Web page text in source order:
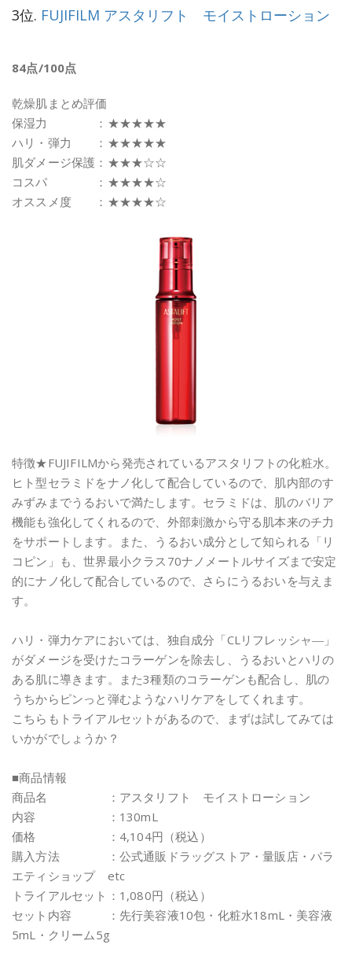
3位. FUJIFILM アスタリフト モイストローション
84点/100点
乾燥肌まとめ評価
保湿力 ：★★★★★
ハリ・弾力 ：★★★★★
肌ダメージ保護：★★★☆☆
コスパ ：★★★★☆
オススメ度 ：★★★★☆
特徴★FUJIFILMから発売されているアスタリフトの化粧水。
ヒト型セラミドをナノ化して配合しているので、肌内部のす
みずみまでうるおいで満たします。セラミドは、肌のバリア
機能も強化してくれるので、外部刺激から守る肌本来のチ力
をサポートします。また、うるおい成分として知られる「リ
コピン」も、世界最小クラス70ナノメートルサイズまで安定
的にナノ化して配合しているので、さらにうるおいを与えま
す。
ハリ・弾力ケアにおいては、独自成分「CLリフレッシャ―」
がダメージを受けたコラーゲンを除去し、うるおいとハリの
ある肌に導きます。また3種類のコラーゲンも配合し、肌の
うちからピンっと弾むようなハリケアをしてくれます。
こちらもトライアルセットがあるので、まずは試してみては
いかがでしょうか？
■商品情報
商品名 ：アスタリフト モイストローション
内容 ：130mL
価格 ：4,104円（税込）
購入方法 ：公式通販ドラッグストア・量販店・バラ
エティショップ etc
トライアルセット：1,080円（税込）
セット内容 ：先行美容液10包・化粧水18mL・美容液
5mL・クリーム5g